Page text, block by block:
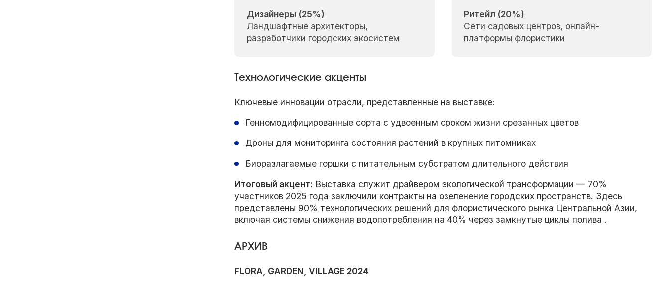
Дизайнеры (25%)
Ландшафтные архитекторы,
разработчики городских экосистем
Ритейл (20%)
Сети садовых центров, онлайн-
платформы флористики
Технологические акценты
Ключевые инновации отрасли, представленные на выставке:
Генномодифицированные сорта с удвоенным сроком жизни срезанных цветов
Дроны для мониторинга состояния растений в крупных питомниках
Биоразлагаемые горшки с питательным субстратом длительного действия
Итоговый акцент: Выставка служит драйвером экологической трансформации — 70%
участников 2025 года заключили контракты на озеленение городских пространств. Здесь
представлены 90% технологических решений для флористического рынка Центральной Азии,
включая системы снижения водопотребления на 40% через замкнутые циклы полива .
АРХИВ
FLORA, GARDEN, VILLAGE 2024